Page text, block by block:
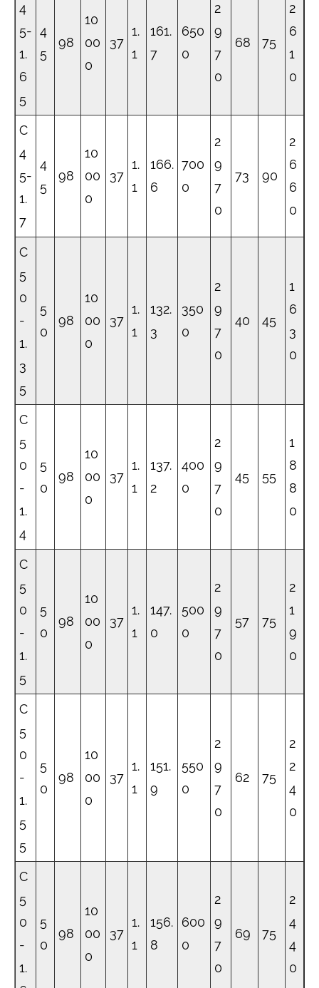
4
5-
1.
6
5
4
5
98
10
00
0
37
1.
1
161.
7
650
0
2
9
7
0
68 75
2
6
1
0
C
4
5-
1.
7
4
5
98
10
00
0
37
1.
1
166.
6
700
0
2
9
7
0
73 90
2
6
6
0
C
5
0
-
1.
3
5
5
0
98
10
00
0
37
1.
1
132.
3
350
0
2
9
7
0
40 45
1
6
3
0
C
5
0
-
1.
4
5
0
98
10
00
0
37
1.
1
137.
2
400
0
2
9
7
0
45 55
1
8
8
0
C
5
0
-
1.
5
5
0
98
10
00
0
37
1.
1
147.
0
500
0
2
9
7
0
57 75
2
1
9
0
C
5
0
-
1.
5
5
5
0
98
10
00
0
37
1.
1
151.
9
550
0
2
9
7
0
62 75
2
2
4
0
C
5
0
-
1.
5
0
98
10
00
0
37
1.
1
156.
8
600
0
2
9
7
0
69 75
2
4
4
0